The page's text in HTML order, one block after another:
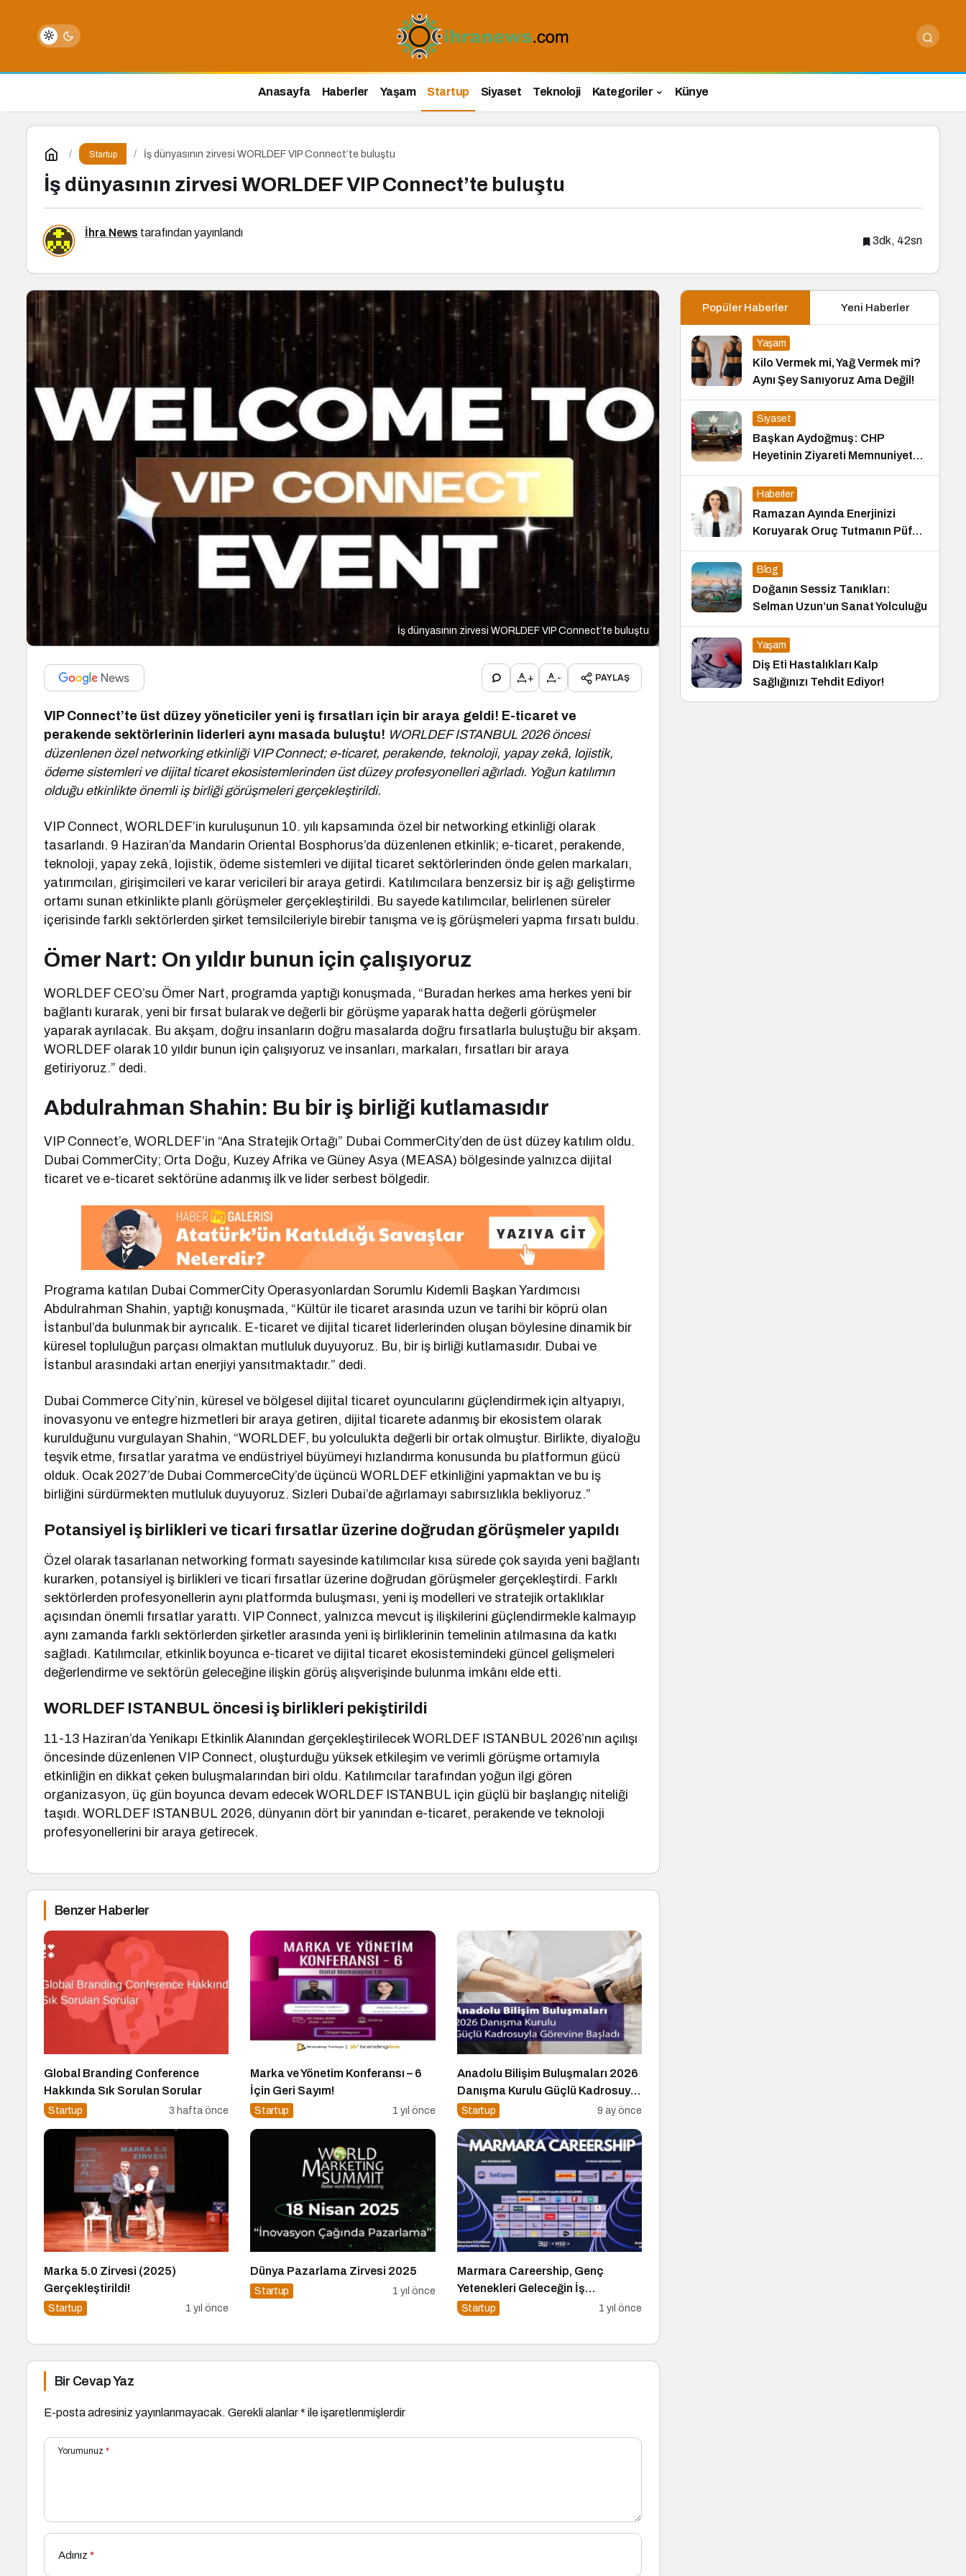
Anasayfa Haberler Yaşam Startup Siyaset Teknoloji Kategoriler Künye
Startup İş dünyasının zirvesi WORLDEF VIP Connect’te buluştu
İş dünyasının zirvesi WORLDEF VIP Connect’te buluştu
İhra News tarafından yayınlandı
3dk, 42sn
İş dünyasının zirvesi WORLDEF VIP Connect’te buluştu
+ - PAYLAŞ
VIP Connect’te üst düzey yöneticiler yeni iş fırsatları için bir araya geldi! E-ticaret ve
perakende sektörlerinin liderleri aynı masada buluştu! WORLDEF ISTANBUL 2026 öncesi
düzenlenen özel networking etkinliği VIP Connect; e-ticaret, perakende, teknoloji, yapay zekâ, lojistik,
ödeme sistemleri ve dijital ticaret ekosistemlerinden üst düzey profesyonelleri ağırladı. Yoğun katılımın
olduğu etkinlikte önemli iş birliği görüşmeleri gerçekleştirildi.
VIP Connect, WORLDEF’in kuruluşunun 10. yılı kapsamında özel bir networking etkinliği olarak
tasarlandı. 9 Haziran’da Mandarin Oriental Bosphorus’da düzenlenen etkinlik; e-ticaret, perakende,
teknoloji, yapay zekâ, lojistik, ödeme sistemleri ve dijital ticaret sektörlerinden önde gelen markaları,
yatırımcıları, girişimcileri ve karar vericileri bir araya getirdi. Katılımcılara benzersiz bir iş ağı geliştirme
ortamı sunan etkinlikte planlı görüşmeler gerçekleştirildi. Bu sayede katılımcılar, belirlenen süreler
içerisinde farklı sektörlerden şirket temsilcileriyle birebir tanışma ve iş görüşmeleri yapma fırsatı buldu.
Ömer Nart: On yıldır bunun için çalışıyoruz
WORLDEF CEO’su Ömer Nart, programda yaptığı konuşmada, “Buradan herkes ama herkes yeni bir
bağlantı kurarak, yeni bir fırsat bularak ve değerli bir görüşme yaparak hatta değerli görüşmeler
yaparak ayrılacak. Bu akşam, doğru insanların doğru masalarda doğru fırsatlarla buluştuğu bir akşam.
WORLDEF olarak 10 yıldır bunun için çalışıyoruz ve insanları, markaları, fırsatları bir araya
getiriyoruz.” dedi.
Abdulrahman Shahin: Bu bir iş birliği kutlamasıdır
VIP Connect’e, WORLDEF’in “Ana Stratejik Ortağı” Dubai CommerCity’den de üst düzey katılım oldu.
Dubai CommerCity; Orta Doğu, Kuzey Afrika ve Güney Asya (MEASA) bölgesinde yalnızca dijital
ticaret ve e-ticaret sektörüne adanmış ilk ve lider serbest bölgedir.
Programa katılan Dubai CommerCity Operasyonlardan Sorumlu Kıdemli Başkan Yardımcısı
Abdulrahman Shahin, yaptığı konuşmada, “Kültür ile ticaret arasında uzun ve tarihi bir köprü olan
İstanbul’da bulunmak bir ayrıcalık. E-ticaret ve dijital ticaret liderlerinden oluşan böylesine dinamik bir
küresel topluluğun parçası olmaktan mutluluk duyuyoruz. Bu, bir iş birliği kutlamasıdır. Dubai ve
İstanbul arasındaki artan enerjiyi yansıtmaktadır.” dedi.
Dubai Commerce City’nin, küresel ve bölgesel dijital ticaret oyuncularını güçlendirmek için altyapıyı,
inovasyonu ve entegre hizmetleri bir araya getiren, dijital ticarete adanmış bir ekosistem olarak
kurulduğunu vurgulayan Shahin, “WORLDEF, bu yolculukta değerli bir ortak olmuştur. Birlikte, diyaloğu
teşvik etme, fırsatlar yaratma ve endüstriyel büyümeyi hızlandırma konusunda bu platformun gücü
olduk. Ocak 2027’de Dubai CommerceCity’de üçüncü WORLDEF etkinliğini yapmaktan ve bu iş
birliğini sürdürmekten mutluluk duyuyoruz. Sizleri Dubai’de ağırlamayı sabırsızlıkla bekliyoruz.”
Potansiyel iş birlikleri ve ticari fırsatlar üzerine doğrudan görüşmeler yapıldı
Özel olarak tasarlanan networking formatı sayesinde katılımcılar kısa sürede çok sayıda yeni bağlantı
kurarken, potansiyel iş birlikleri ve ticari fırsatlar üzerine doğrudan görüşmeler gerçekleştirdi. Farklı
sektörlerden profesyonellerin aynı platformda buluşması, yeni iş modelleri ve stratejik ortaklıklar
açısından önemli fırsatlar yarattı. VIP Connect, yalnızca mevcut iş ilişkilerini güçlendirmekle kalmayıp
aynı zamanda farklı sektörlerden şirketler arasında yeni iş birliklerinin temelinin atılmasına da katkı
sağladı. Katılımcılar, etkinlik boyunca e-ticaret ve dijital ticaret ekosistemindeki güncel gelişmeleri
değerlendirme ve sektörün geleceğine ilişkin görüş alışverişinde bulunma imkânı elde etti.
WORLDEF ISTANBUL öncesi iş birlikleri pekiştirildi
11-13 Haziran’da Yenikapı Etkinlik Alanından gerçekleştirilecek WORLDEF ISTANBUL 2026’nın açılışı
öncesinde düzenlenen VIP Connect, oluşturduğu yüksek etkileşim ve verimli görüşme ortamıyla
etkinliğin en dikkat çeken buluşmalarından biri oldu. Katılımcılar tarafından yoğun ilgi gören
organizasyon, üç gün boyunca devam edecek WORLDEF ISTANBUL için güçlü bir başlangıç niteliği
taşıdı. WORLDEF ISTANBUL 2026, dünyanın dört bir yanından e-ticaret, perakende ve teknoloji
profesyonellerini bir araya getirecek.
Benzer Haberler
Global Branding Conference
Hakkında Sık Sorulan Sorular
Startup 3 hafta önce
Marka ve Yönetim Konferansı – 6
İçin Geri Sayım!
Startup 1 yıl önce
Anadolu Bilişim Buluşmaları 2026
Danışma Kurulu Güçlü Kadrosuyla
Görevine Başladı
Startup 9 ay önce
Marka 5.0 Zirvesi (2025)
Gerçekleştirildi!
Startup 1 yıl önce
Dünya Pazarlama Zirvesi 2025
Startup 1 yıl önce
Marmara Careership, Genç
Yetenekleri Geleceğin İş
Dünyasıyla Buluşturuyor!
Startup 1 yıl önce
Bir Cevap Yaz
E-posta adresiniz yayınlanmayacak. Gerekli alanlar* ile işaretlenmişlerdir
Yorumunuz *
Adınız *
Popüler Haberler Yeni Haberler
Yaşam
Kilo Vermek mi, Yağ Vermek mi?
Aynı Şey Sanıyoruz Ama Değil!
Siyaset
Başkan Aydoğmuş: CHP
Heyetinin Ziyareti Memnuniyet
Verici
Haberler
Ramazan Ayında Enerjinizi
Koruyarak Oruç Tutmanın Püf
Noktaları
Blog
Doğanın Sessiz Tanıkları:
Selman Uzun’un Sanat Yolculuğu
Yaşam
Diş Eti Hastalıkları Kalp
Sağlığınızı Tehdit Ediyor!